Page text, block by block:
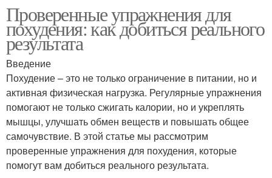
Проверенные упражнения для
похудения: как добиться реального
результата
Введение
Похудение – это не только ограничение в питании, но и
активная физическая нагрузка. Регулярные упражнения
помогают не только сжигать калории, но и укреплять
мышцы, улучшать обмен веществ и повышать общее
самочувствие. В этой статье мы рассмотрим
проверенные упражнения для похудения, которые
помогут вам добиться реального результата.